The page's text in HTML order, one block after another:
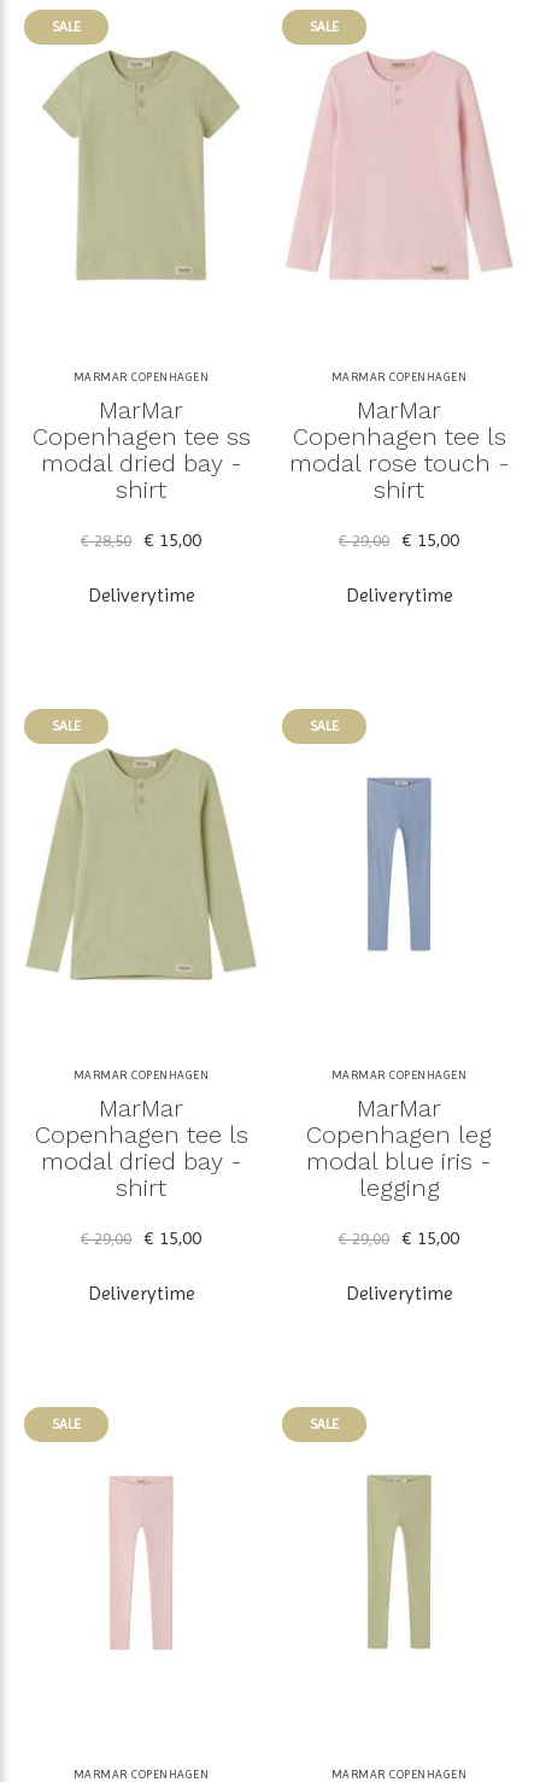
SALE
MARMAR COPENHAGEN
MarMar
Copenhagen tee ss
modal dried bay -
shirt
€ 28,50 € 15,00
Deliverytime
SALE
MARMAR COPENHAGEN
MarMar
Copenhagen tee ls
modal rose touch -
shirt
€ 29,00 € 15,00
Deliverytime
SALE
MARMAR COPENHAGEN
MarMar
Copenhagen tee ls
modal dried bay -
shirt
€ 29,00 € 15,00
Deliverytime
SALE
MARMAR COPENHAGEN
MarMar
Copenhagen leg
modal blue iris -
legging
€ 29,00 € 15,00
Deliverytime
SALE
MARMAR COPENHAGEN
SALE
MARMAR COPENHAGEN